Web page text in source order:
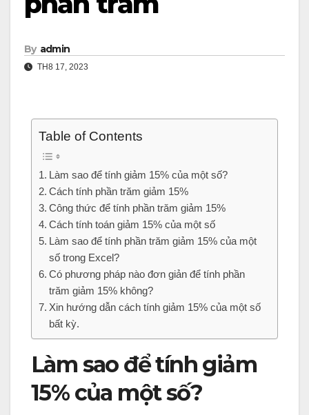
By admin
TH8 17, 2023
Table of Contents
Làm sao để tính giảm 15% của một số?
Cách tính phần trăm giảm 15%
Công thức để tính phần trăm giảm 15%
Cách tính toán giảm 15% của một số
Làm sao để tính phần trăm giảm 15% của một
số trong Excel?
Có phương pháp nào đơn giản để tính phần
trăm giảm 15% không?
Xin hướng dẫn cách tính giảm 15% của một số
bất kỳ.
Làm sao để tính giảm
15% của một số?